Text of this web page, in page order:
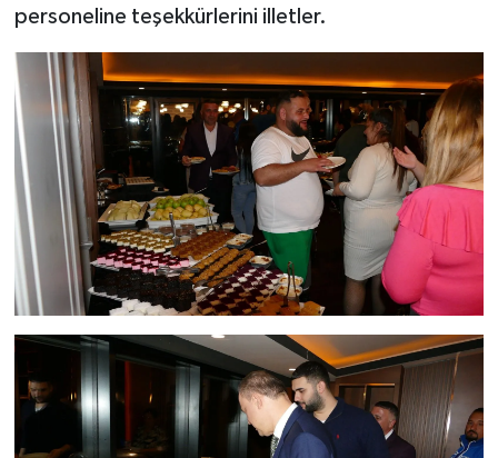
personeline teşekkürlerini illetler.